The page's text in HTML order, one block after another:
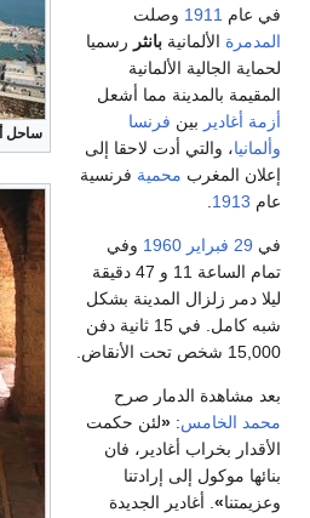
ساحل
في عام 1911 وصلت
المدمرة الألمانية بانثر رسميا
لحماية الجالية الألمانية
المقيمة بالمدينة مما أشعل
أزمة أغادير بين فرنسا
وألمانيا، والتي أدت لاحقا إلى
إعلان المغرب محمية فرنسية
عام 1913
في 29 فبراير 1960 وفي
تمام الساعة 11 و 47 دقيقة
ليلا دمر زلزال المدينة بشكل
شبه كامل. في 15 ثانية دفن
15,000 شخص تحت الأنقاض.
بعد مشاهدة الدمار صرح
محمد الخامس:
«لئن حكمت
الأقدار بخراب أغادير، فان
بنائها موكول إلى إرادتنا
وعزيمتنا» . أغادير الجديدة